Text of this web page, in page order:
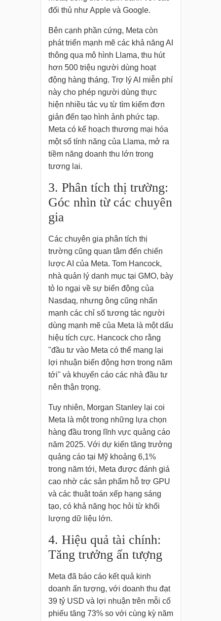
đối thủ như Apple và Google.
Bên cạnh phần cứng, Meta còn
phát triển mạnh mẽ các khả năng AI
thông qua mô hình Llama, thu hút
hơn 500 triệu người dùng hoạt
động hàng tháng. Trợ lý AI miễn phí
này cho phép người dùng thực
hiện nhiều tác vụ từ tìm kiếm đơn
giản đến tạo hình ảnh phức tạp.
Meta có kế hoạch thương mại hóa
một số tính năng của Llama, mở ra
tiềm năng doanh thu lớn trong
tương lai.
3. Phân tích thị trường:
Góc nhìn từ các chuyên
gia
Các chuyên gia phân tích thị
trường cũng quan tâm đến chiến
lược AI của Meta. Tom Hancock,
nhà quản lý danh mục tại GMO, bày
tỏ lo ngại về sự biến động của
Nasdaq, nhưng ông cũng nhấn
mạnh các chỉ số tương tác người
dùng mạnh mẽ của Meta là một dấu
hiệu tích cực. Hancock cho rằng
"đầu tư vào Meta có thể mang lại
lợi nhuận biến động hơn trong năm
tới" và khuyến cáo các nhà đầu tư
nên thận trọng.
Tuy nhiên, Morgan Stanley lại coi
Meta là một trong những lựa chọn
hàng đầu trong lĩnh vực quảng cáo
năm 2025. Với dự kiến tăng trưởng
quảng cáo tại Mỹ khoảng 6,1%
trong năm tới, Meta được đánh giá
cao nhờ các sản phẩm hỗ trợ GPU
và các thuật toán xếp hạng sáng
tạo, có khả năng học hỏi từ khối
lượng dữ liệu lớn.
4. Hiệu quả tài chính:
Tăng trưởng ấn tượng
Meta đã báo cáo kết quả kinh
doanh ấn tượng, với doanh thu đạt
39 tỷ USD và lợi nhuận trên mỗi cổ
phiếu tăng 73% so với cùng kỳ năm